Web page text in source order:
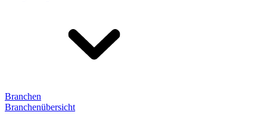
Branchen
Branchenübersicht